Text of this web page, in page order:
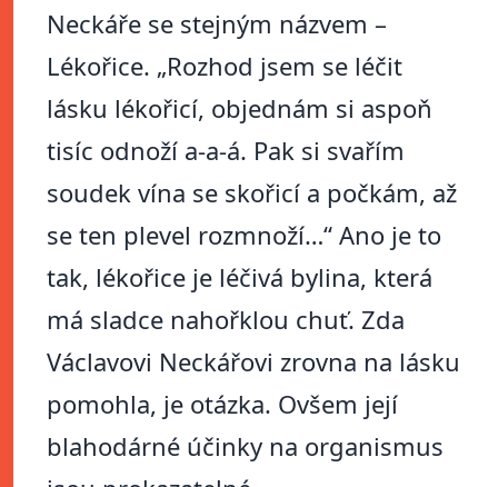
Neckáře se stejným názvem –
Lékořice. „Rozhod jsem se léčit
lásku lékořicí, objednám si aspoň
tisíc odnoží a-a-á. Pak si svařím
soudek vína se skořicí a počkám, až
se ten plevel rozmnoží…“ Ano je to
tak, lékořice je léčivá bylina, která
má sladce nahořklou chuť. Zda
Václavovi Neckářovi zrovna na lásku
pomohla, je otázka. Ovšem její
blahodárné účinky na organismus